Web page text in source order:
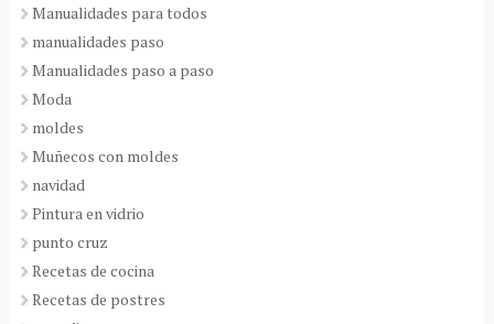
Manualidades para todos
manualidades paso
Manualidades paso a paso
Moda
moldes
Muñecos con moldes
navidad
Pintura en vidrio
punto cruz
Recetas de cocina
Recetas de postres